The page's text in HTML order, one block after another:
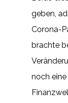
geben,
Corona-
brachte
noch